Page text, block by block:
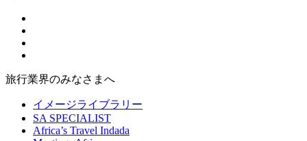
旅行業界のみなさまへ
イメージライブラリー
SA SPECIALIST
Africa’s Travel Indada